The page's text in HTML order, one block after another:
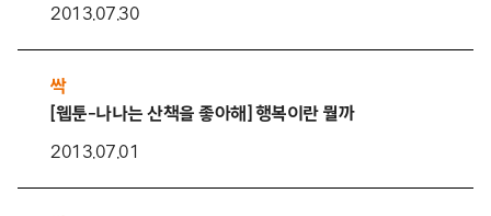
2013.07.30
싹
[웹툰-나나는 산책을 좋아해] 행복이란 뭘까
2013.07.01